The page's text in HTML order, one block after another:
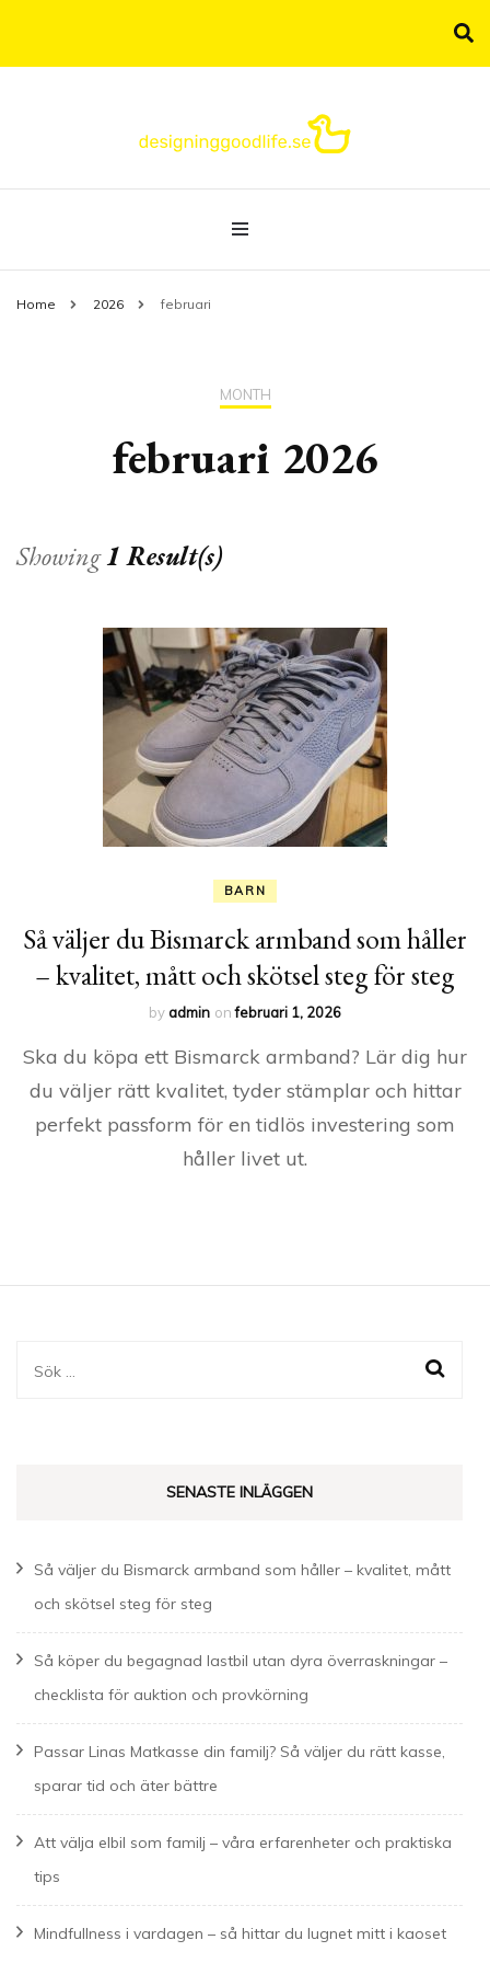
designinggoodlife.se
Allt om livsstil samlat under samma tak!
Home 2026 februari
MONTH
februari 2026
Showing1 Result(s)
BARN
Så väljer du Bismarck armband som håller
– kvalitet, mått och skötsel steg för steg
byadmin onfebruari 1, 2026
Ska du köpa ett Bismarck armband? Lär dig hur
du väljer rätt kvalitet, tyder stämplar och hittar
perfekt passform för en tidlös investering som
håller livet ut.
Sök
SENASTE INLÄGGEN
Så väljer du Bismarck armband som håller – kvalitet, mått
och skötsel steg för steg
Så köper du begagnad lastbil utan dyra överraskningar –
checklista för auktion och provkörning
Passar Linas Matkasse din familj? Så väljer du rätt kasse,
sparar tid och äter bättre
Att välja elbil som familj – våra erfarenheter och praktiska
tips
Mindfullness i vardagen – så hittar du lugnet mitt i kaoset